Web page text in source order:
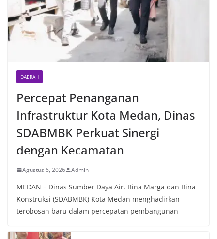
DAERAH
Percepat Penanganan
Infrastruktur Kota Medan, Dinas
SDABMBK Perkuat Sinergi
dengan Kecamatan
Agustus 6, 2026 Admin
MEDAN – Dinas Sumber Daya Air, Bina Marga dan Bina
Konstruksi (SDABMBK) Kota Medan menghadirkan
terobosan baru dalam percepatan pembangunan